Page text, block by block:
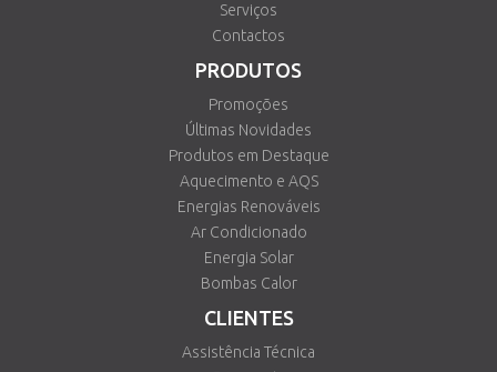
Serviços
Contactos
PRODUTOS
Promoções
Últimas Novidades
Produtos em Destaque
Aquecimento e AQS
Energias Renováveis
Ar Condicionado
Energia Solar
Bombas Calor
CLIENTES
Assistência Técnica